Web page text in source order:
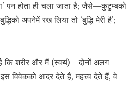
पन होता ही चला जाता है; जैसे—कुटुम्बको
अपनेमें रख लिया तो ‘बुद्धि मेरी है’;
है कि शरीर और मैं (स्वयं)—दोनों अलग-
विवेकको आदर देते हैं, महत्त्व देते हैं, वे